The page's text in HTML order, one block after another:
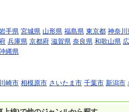
手県 宮城県 山形県 福島県 東京都 神奈川
兵庫県 京都府 滋賀県 奈良県 和歌山県
縄県
川崎市 相模原市 さいたま市 千葉市 新潟市